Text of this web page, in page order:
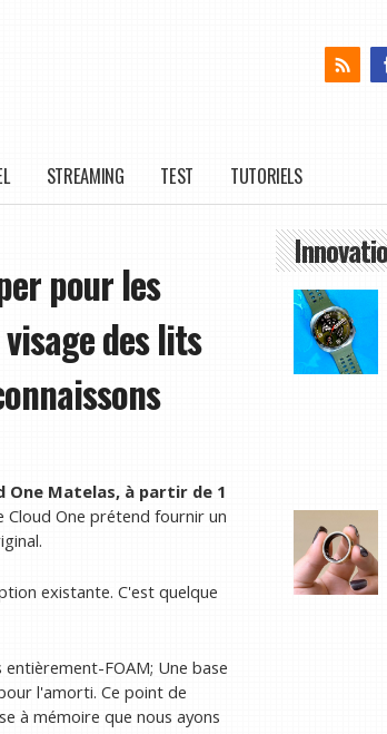
STREAMING TEST TUTORIELS
pour les
des lits
One Matelas, à partir de 1
Cloud One prétend fournir un
existante. C'est quelque
FOAM; Une base
l'amorti. Ce point de
à mémoire que nous ayons